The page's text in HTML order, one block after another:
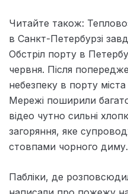
Читайте також:
в Санкт-Петербурзі
Обстріл порту в
червня. Після
небезпеку в порту
Мережі поширили
відео чутно сильні
загоряння, яке
стовпами чорного диму.
Пабліки, де